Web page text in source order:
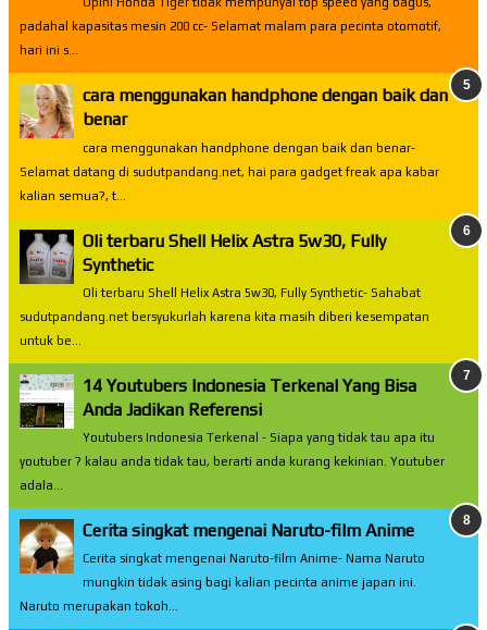
Opini Honda Tiger tidak mempunyai top speed yang bagus,
padahal kapasitas mesin 200 cc- Selamat malam para pecinta otomotif,
hari ini s...
cara menggunakan handphone dengan baik dan
benar
cara menggunakan handphone dengan baik dan benar-
Selamat datang di sudutpandang.net, hai para gadget freak apa kabar
kalian semua?, t...
Oli terbaru Shell Helix Astra 5w30, Fully
Synthetic
Oli terbaru Shell Helix Astra 5w30, Fully Synthetic- Sahabat
sudutpandang.net bersyukurlah karena kita masih diberi kesempatan
untuk be...
14 Youtubers Indonesia Terkenal Yang Bisa
Anda Jadikan Referensi
Youtubers Indonesia Terkenal - Siapa yang tidak tau apa itu
youtuber ? kalau anda tidak tau, berarti anda kurang kekinian. Youtuber
adala...
Cerita singkat mengenai Naruto-film Anime
Cerita singkat mengenai Naruto-film Anime- Nama Naruto
mungkin tidak asing bagi kalian pecinta anime japan ini.
Naruto merupakan tokoh...